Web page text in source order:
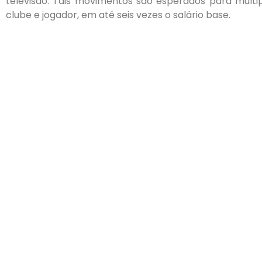
clube e jogador, em até seis vezes o salário base.